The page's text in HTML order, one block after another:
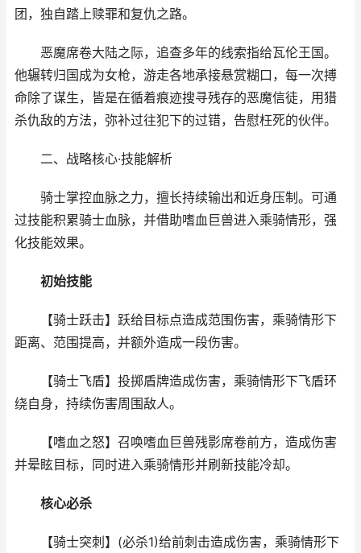
团，独自踏上赎罪和复仇之路。
恶魔席卷大陆之际，追查多年的线索指给瓦伦王国。
他辗转归国成为女枪，游走各地承接悬赏糊口，每一次搏
命除了谋生，皆是在循着痕迹搜寻残存的恶魔信徒，用猎
杀仇敌的方法，弥补过往犯下的过错，告慰枉死的伙伴。
二、战略核心·技能解析
骑士掌控血脉之力，擅长持续输出和近身压制。可通
过技能积累骑士血脉，并借助嗜血巨兽进入乘骑情形，强
化技能效果。
初始技能
【骑士跃击】跃给目标点造成范围伤害，乘骑情形下
距离、范围提高，并额外造成一段伤害。
【骑士飞盾】投掷盾牌造成伤害，乘骑情形下飞盾环
绕自身，持续伤害周围敌人。
【嗜血之怒】召唤嗜血巨兽残影席卷前方，造成伤害
并晕眩目标，同时进入乘骑情形并刷新技能冷却。
核心必杀
【骑士突刺】(必杀1)给前刺击造成伤害，乘骑情形下